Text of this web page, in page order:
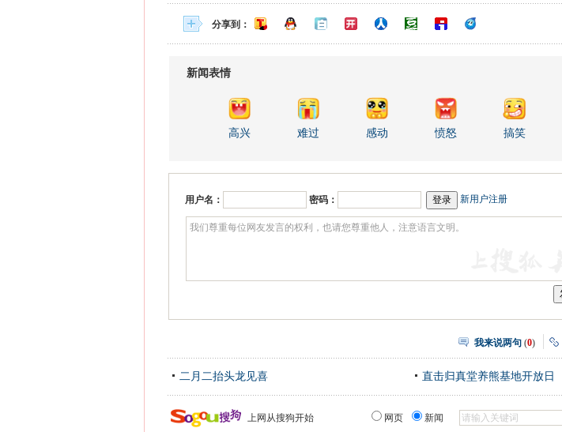
分享到：
新闻表情
高兴 难过 感动 愤怒 搞笑
用户名： 密码： 新用户注册
我来说两句 (0)
二月二抬头龙见喜 直击归真堂养熊基地开放日
上网从搜狗开始 网页 新闻